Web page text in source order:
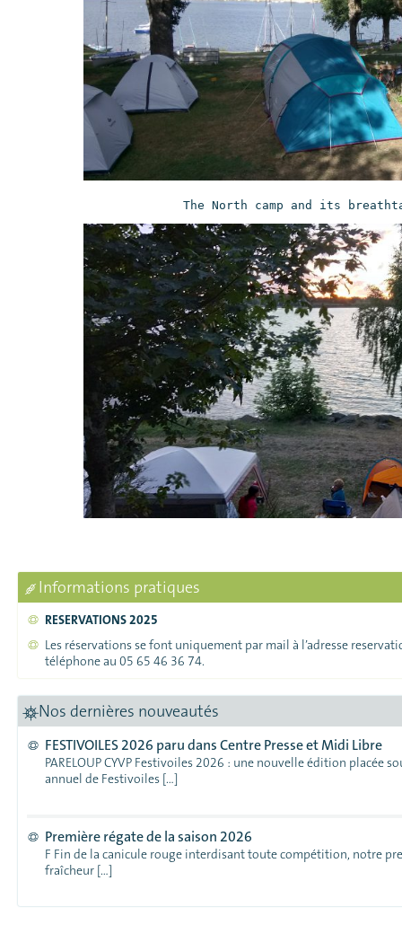
The North camp and its
Informations pratiques
RESERVATIONS 2025
Les réservations se font uniquement par mail à l’adresse
téléphone au 05 65 46 36 74.
Nos dernières nouveautés
FESTIVOILES 2026 paru dans Centre Presse et Midi Libre
PARELOUP CYVP Festivoiles 2026 : une nouvelle édition placée
annuel de Festivoiles […]
Première régate de la saison 2026
F Fin de la canicule rouge interdisant toute compétition, notre
fraîcheur […]